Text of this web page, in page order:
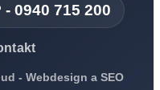
0940 715 200
- Webdesign a SEO